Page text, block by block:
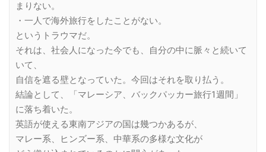
まりない。
・一人で海外旅行をしたことがない。
というトラウマだ。
それは、社会人になった今でも、自分の中に脈々と続いて
いて、
自信を遮る壁となっていた。今回はそれを取り払う。
結論として、「マレーシア、バックパッカー旅行1週間」
に落ち着いた。
英語が使える東南アジアの国は幾つかあるが、
マレー系、ヒンズー系、中華系の多様な文化が